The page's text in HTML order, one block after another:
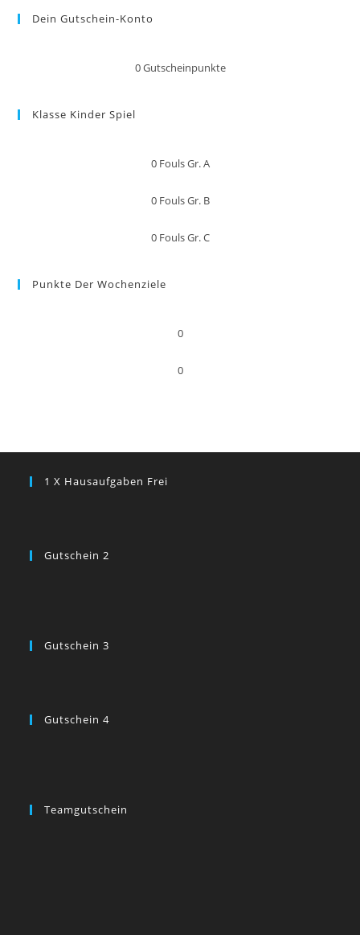
Dein Gutschein-Konto
0Gutscheinpunkte
Klasse Kinder Spiel
0 Fouls Gr. A
0 Fouls Gr. B
0 Fouls Gr. C
Punkte Der Wochenziele
0
0
1 X Hausaufgaben Frei
Gutschein 2
Gutschein 3
Gutschein 4
Teamgutschein